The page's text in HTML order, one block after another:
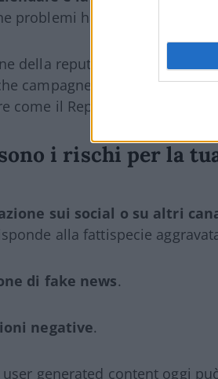
problemi ha, quali valori
della reputazione online
campagne di marketing di
come il Reputation Manager.
i rischi per la
sui social o su altri
alla fattispecie
di fake news.
negative.
user generated content oggi